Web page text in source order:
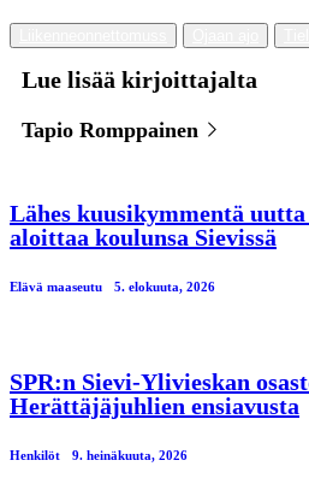
Lue lisää kirjoittajalta
Tapio Romppainen
Lähes kuusikymmentä
aloittaa koulunsa Sievissä
Elävä maaseutu 5. elokuuta, 2026
SPR:n Sievi-Ylivieskan
Herättäjäjuhlien ensiavusta
Henkilöt 9. heinäkuuta, 2026